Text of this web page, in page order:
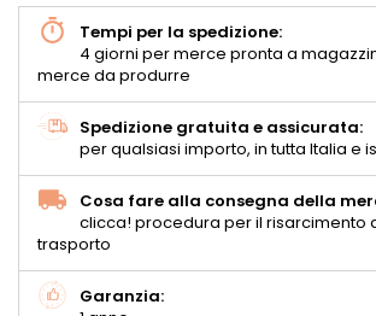
Tempi per la spedizione:
4 giorni per merce pronta a
merce da produrre
Spedizione gratuita e assicurata:
per qualsiasi importo, in tutta Italia e
Cosa fare alla consegna della
clicca! procedura per il risarcimento
trasporto
Garanzia: